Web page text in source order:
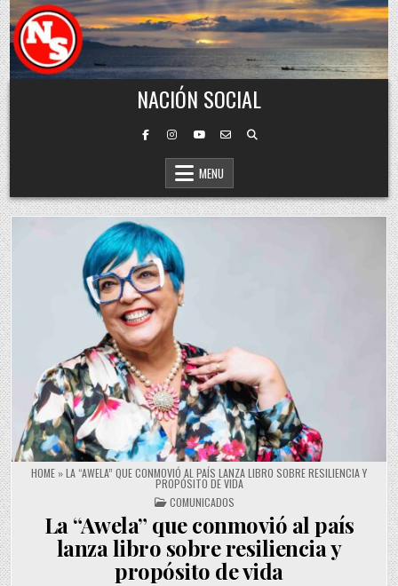
Skip to content
NACIÓN SOCIAL
MENU
HOME »LA “AWELA” QUE CONMOVIÓ AL PAÍS LANZA LIBRO SOBRE RESILIENCIA Y
PROPÓSITO DE VIDA
POSTED IN
COMUNICADOS
La “Awela” que conmovió al país
lanza libro sobre resiliencia y
propósito de vida